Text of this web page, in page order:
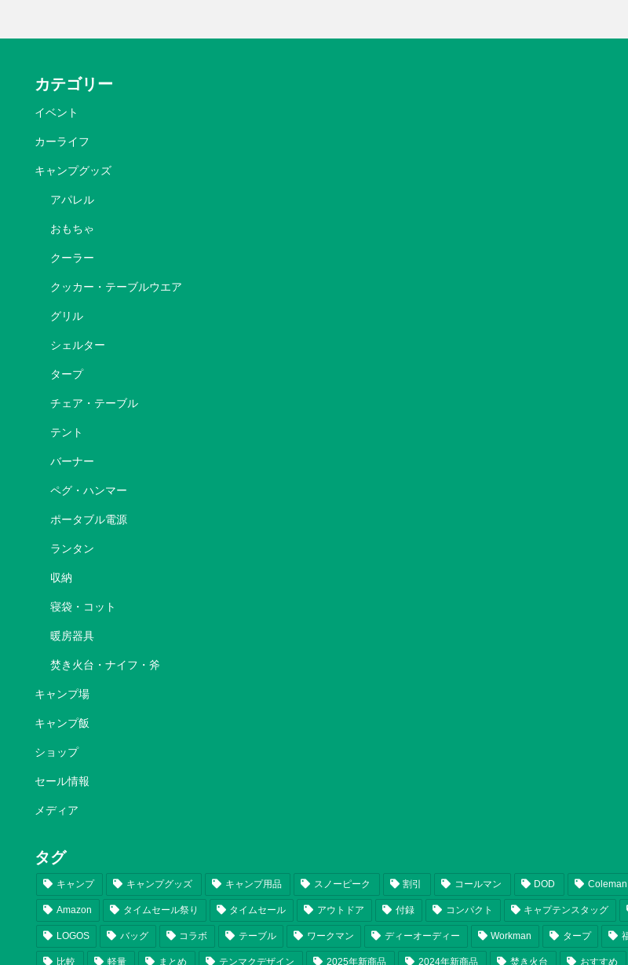
カテゴリー
イベント
カーライフ
キャンプグッズ
アパレル
おもちゃ
クーラー
クッカー・テーブルウエア
グリル
シェルター
タープ
チェア・テーブル
テント
バーナー
ペグ・ハンマー
ポータブル電源
ランタン
収納
寝袋・コット
暖房器具
焚き火台・ナイフ・斧
キャンプ場
キャンプ飯
ショップ
セール情報
メディア
タグ
キャンプ キャンプグッズ キャンプ用品 スノーピーク 割引 コールマン DOD Coleman
Amazon タイムセール祭り タイムセール アウトドア 付録 コンパクト キャプテンスタッグ
LOGOS バッグ コラボ テーブル ワークマン ディーオーディー Workman タープ
比較 軽量 まとめ テンマクデザイン 2025年新商品 2024年新商品 焚き火台 おすすめ